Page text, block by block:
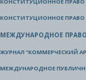
КОНСТИТУЦИОННОЕ ПРАВО
КОНСТИТУЦИОННОЕ ПРАВО
МЕЖДУНАРОДНОЕ ПРАВО
ЖУРНАЛ "КОММЕРЧЕСКИЙ
МЕЖДУНАРОДНОЕ